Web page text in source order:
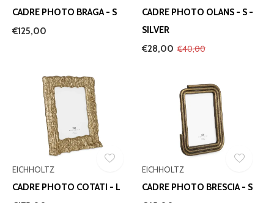
CADRE PHOTO BRAGA - S
€125,00
CADRE PHOTO OLANS - S -
SILVER
€28,00 €40,00
EICHHOLTZ
CADRE PHOTO COTATI - L
EICHHOLTZ
CADRE PHOTO BRESCIA - S